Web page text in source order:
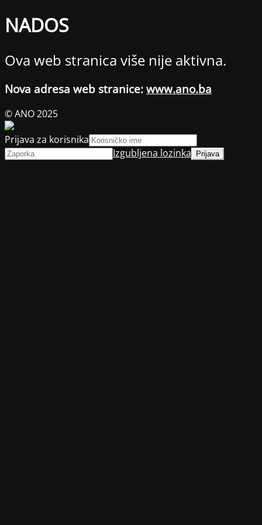
NADOS
Ova web stranica više nije aktivna.
Nova adresa web stranice: www.ano.ba
© ANO 2025
Prijava za korisnika
Izgubljena lozinka